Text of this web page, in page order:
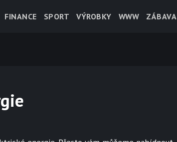
FINANCE SPORT VÝROBKY WWW ZÁBAVA